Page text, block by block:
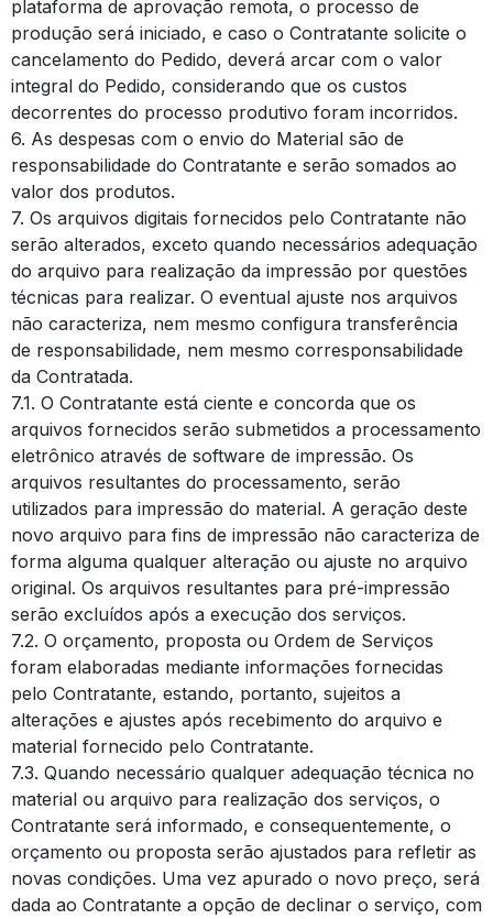
plataforma de aprovação remota, o processo de
produção será iniciado, e caso o Contratante solicite o
cancelamento do Pedido, deverá arcar com o valor
integral do Pedido, considerando que os custos
decorrentes do processo produtivo foram incorridos.
6. As despesas com o envio do Material são de
responsabilidade do Contratante e serão somados ao
valor dos produtos.
7. Os arquivos digitais fornecidos pelo Contratante não
serão alterados, exceto quando necessários adequação
do arquivo para realização da impressão por questões
técnicas para realizar. O eventual ajuste nos arquivos
não caracteriza, nem mesmo configura transferência
de responsabilidade, nem mesmo corresponsabilidade
da Contratada.
7.1. O Contratante está ciente e concorda que os
arquivos fornecidos serão submetidos a processamento
eletrônico através de software de impressão. Os
arquivos resultantes do processamento, serão
utilizados para impressão do material. A geração deste
novo arquivo para fins de impressão não caracteriza de
forma alguma qualquer alteração ou ajuste no arquivo
original. Os arquivos resultantes para pré-impressão
serão excluídos após a execução dos serviços.
7.2. O orçamento, proposta ou Ordem de Serviços
foram elaboradas mediante informações fornecidas
pelo Contratante, estando, portanto, sujeitos a
alterações e ajustes após recebimento do arquivo e
material fornecido pelo Contratante.
7.3. Quando necessário qualquer adequação técnica no
material ou arquivo para realização dos serviços, o
Contratante será informado, e consequentemente, o
orçamento ou proposta serão ajustados para refletir as
novas condições. Uma vez apurado o novo preço, será
dada ao Contratante a opção de declinar o serviço, com